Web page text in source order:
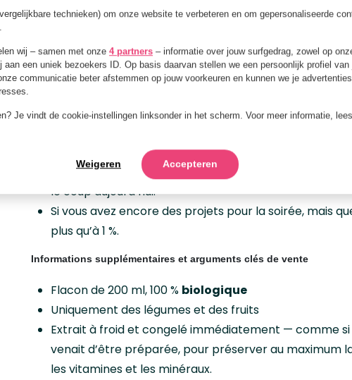
technieken) om onze website te verbeteren en om gepersonaliseerde
wij – samen met onze 4 partners – informatie over jouw surfgedrag, zowel op
aan een uniek bezoekers ID. Op basis daarvan stellen we een persoonlijk profiel van
communicatie beter afstemmen op jouw voorkeuren en kunnen we je
Je vindt de cookie-instellingen linksonder in het scherm. Voor meer informatie, lees
Weigeren Accepteren
Vous aide à maintenir votre niveau d’énergie
—
au folate et au potassium
Ou simplement parce que c’est bon — c’est tout à fait possible.
Si vous fixez un document vide depuis déjà une
est tout simplement en « mode avion ».
Si vous sentez que votre moral a besoin d’un petit
le coup aujourd’hui.
Si vous avez encore des projets pour la soirée, mais
plus qu’à 1 %.
Informations supplémentaires et arguments clés de vente
Flacon de 200 ml, 100 % biologique
Uniquement des légumes et des fruits
Extrait à froid et congelé immédiatement — comme
venait d’être préparée, pour préserver au maximum
les vitamines et les minéraux.